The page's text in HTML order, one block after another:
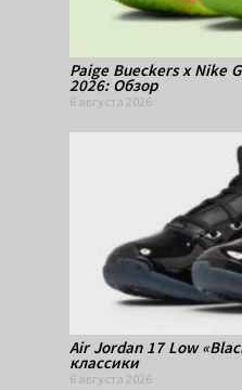
Paige Bueckers x Nike
2026: Обзор
6 августа 2026
Air Jordan 17 Low
классики
6 августа 2026